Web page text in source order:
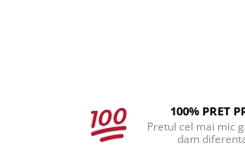
100% PRET
Pretul cel mai mic
dam